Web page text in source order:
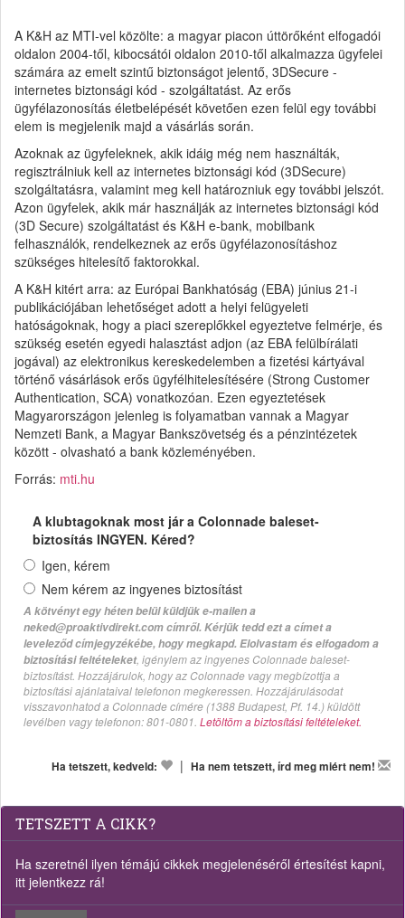
A K&H az MTI-vel közölte: a magyar piacon úttörőként elfogadói
oldalon 2004-től, kibocsátói oldalon 2010-től alkalmazza ügyfelei
számára az emelt szintű biztonságot jelentő, 3DSecure -
internetes biztonsági kód - szolgáltatást. Az erős
ügyfélazonosítás életbelépését követően ezen felül egy további
elem is megjelenik majd a vásárlás során.
Azoknak az ügyfeleknek, akik idáig még nem használták,
regisztrálniuk kell az internetes biztonsági kód (3DSecure)
szolgáltatásra, valamint meg kell határozniuk egy további jelszót.
Azon ügyfelek, akik már használják az internetes biztonsági kód
(3D Secure) szolgáltatást és K&H e-bank, mobilbank
felhasználók, rendelkeznek az erős ügyfélazonosításhoz
szükséges hitelesítő faktorokkal.
A K&H kitért arra: az Európai Bankhatóság (EBA) június 21-i
publikációjában lehetőséget adott a helyi felügyeleti
hatóságoknak, hogy a piaci szereplőkkel egyeztetve felmérje, és
szükség esetén egyedi halasztást adjon (az EBA felülbírálati
jogával) az elektronikus kereskedelemben a fizetési kártyával
történő vásárlások erős ügyfélhitelesítésére (Strong Customer
Authentication, SCA) vonatkozóan. Ezen egyeztetések
Magyarországon jelenleg is folyamatban vannak a Magyar
Nemzeti Bank, a Magyar Bankszövetség és a pénzintézetek
között - olvasható a bank közleményében.
Forrás: mti.hu
A klubtagoknak most jár a Colonnade baleset-
biztosítás INGYEN. Kéred?
Igen, kérem
Nem kérem az ingyenes biztosítást
A kötvényt egy héten belül küldjük e-mailen a
neked@proaktivdirekt.com címről. Kérjük tedd ezt a címet a
leveleződ címjegyzékébe, hogy megkapd. Elolvastam és elfogadom a
biztosítási feltételeket, igénylem az ingyenes Colonnade baleset-
biztosítást. Hozzájárulok, hogy az Colonnade vagy megbízottja a
biztosítási ajánlataival telefonon megkeressen. Hozzájárulásodat
visszavonhatod a Colonnade címére (1388 Budapest, Pf. 14.) küldött
levélben vagy telefonon: 801-0801. Letöltöm a biztosítási feltételeket.
Ha tetszett, kedveld: | Ha nem tetszett, írd meg miért nem!
TETSZETT A CIKK?
Ha szeretnél ilyen témájú cikkek megjelenéséről értesítést kapni,
itt jelentkezz rá!